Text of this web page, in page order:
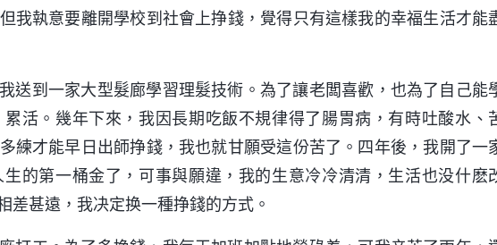
我執意要離開學校到社會上挣錢，覺得只有這樣我的幸福生活才能
送到一家大型髮廊學習理髮技術。為了讓老闆喜歡，也為了自己能
活。幾年下來，我因長期吃飯不規律得了腸胃病，有時吐酸水、
練才能早日出師挣錢，我也就甘願受這份苦了。四年後，我開了一
的第一桶金了，可事與願違，我的生意冷冷清清，生活也没什麽
差甚遠，我决定换一種挣錢的方式。